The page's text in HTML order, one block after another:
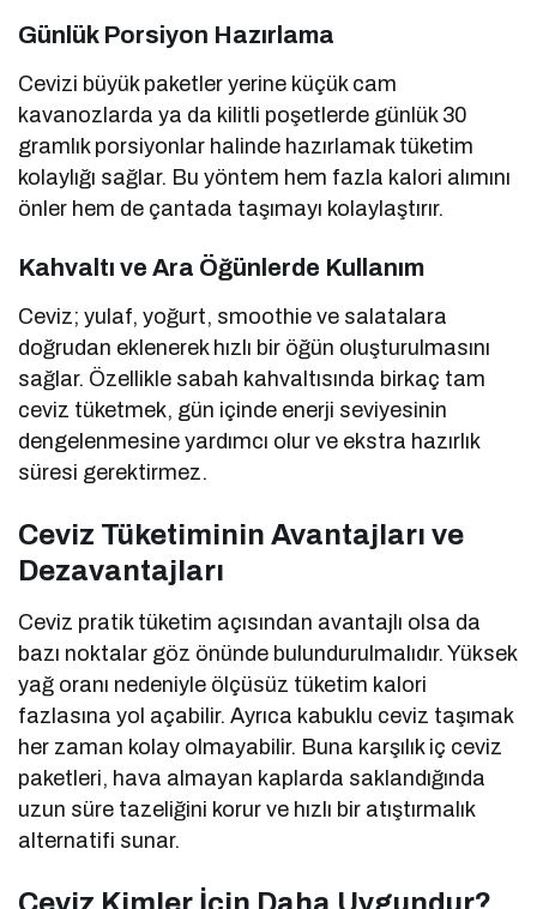
Günlük Porsiyon Hazırlama
Cevizi büyük paketler yerine küçük cam
kavanozlarda ya da kilitli poşetlerde günlük 30
gramlık porsiyonlar halinde hazırlamak tüketim
kolaylığı sağlar. Bu yöntem hem fazla kalori alımını
önler hem de çantada taşımayı kolaylaştırır.
Kahvaltı ve Ara Öğünlerde Kullanım
Ceviz; yulaf, yoğurt, smoothie ve salatalara
doğrudan eklenerek hızlı bir öğün oluşturulmasını
sağlar. Özellikle sabah kahvaltısında birkaç tam
ceviz tüketmek, gün içinde enerji seviyesinin
dengelenmesine yardımcı olur ve ekstra hazırlık
süresi gerektirmez.
Ceviz Tüketiminin Avantajları ve
Dezavantajları
Ceviz pratik tüketim açısından avantajlı olsa da
bazı noktalar göz önünde bulundurulmalıdır. Yüksek
yağ oranı nedeniyle ölçüsüz tüketim kalori
fazlasına yol açabilir. Ayrıca kabuklu ceviz taşımak
her zaman kolay olmayabilir. Buna karşılık iç ceviz
paketleri, hava almayan kaplarda saklandığında
uzun süre tazeliğini korur ve hızlı bir atıştırmalık
alternatifi sunar.